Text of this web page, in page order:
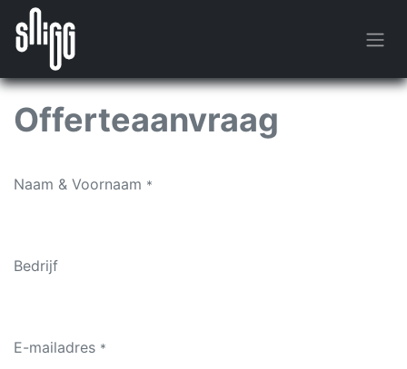
Overslaan naar inhoud
Offerteaanvraag
Naam & Voornaam *
Bedrijf
E-mailadres *